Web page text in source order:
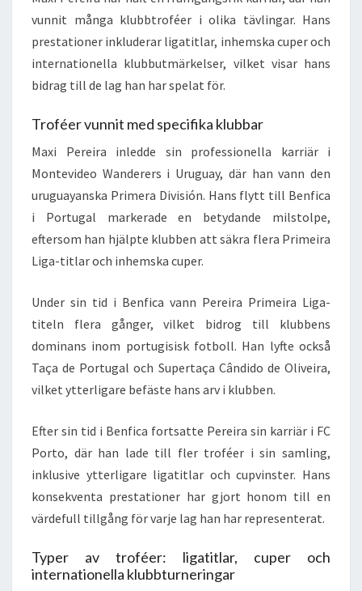
vunnit många klubbtroféer i olika tävlingar. Hans
prestationer inkluderar ligatitlar, inhemska cuper och
internationella klubbutmärkelser, vilket visar hans
bidrag till de lag han har spelat för.
Troféer vunnit med specifika klubbar
Maxi Pereira inledde sin professionella karriär i
Montevideo Wanderers i Uruguay, där han vann den
uruguayanska Primera División. Hans flytt till Benfica
i Portugal markerade en betydande milstolpe,
eftersom han hjälpte klubben att säkra flera Primeira
Liga-titlar och inhemska cuper.
Under sin tid i Benfica vann Pereira Primeira Liga-
titeln flera gånger, vilket bidrog till klubbens
dominans inom portugisisk fotboll. Han lyfte också
Taça de Portugal och Supertaça Cândido de Oliveira,
vilket ytterligare befäste hans arv i klubben.
Efter sin tid i Benfica fortsatte Pereira sin karriär i FC
Porto, där han lade till fler troféer i sin samling,
inklusive ytterligare ligatitlar och cupvinster. Hans
konsekventa prestationer har gjort honom till en
värdefull tillgång för varje lag han har representerat.
Typer av troféer: ligatitlar, cuper och
internationella klubbturneringar